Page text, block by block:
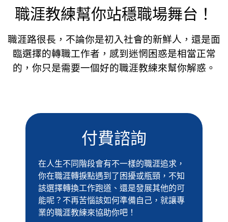
職涯教練幫你站穩職場舞台！
職涯路很長，不論你是初入社會的新鮮人，還是面
臨選擇的轉職工作者，感到迷惘困惑是相當正常
的，你只是需要一個好的職涯教練來幫你解惑。
付費諮詢
在人生不同階段會有不一樣的職涯追求，
你在職涯轉捩點遇到了困擾或瓶頸，不知
該選擇轉換工作跑道、還是發展其他的可
能呢？不再苦惱該如何準備自己，就讓專
業的職涯教練來協助你吧！